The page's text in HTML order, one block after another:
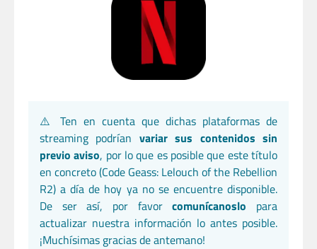
⚠️ Ten en cuenta que dichas plataformas de
streaming podrían variar sus contenidos sin
previo aviso, por lo que es posible que este título
en concreto (Code Geass: Lelouch of the Rebellion
R2) a día de hoy ya no se encuentre disponible.
De ser así, por favorcomunícanoslo para
actualizar nuestra información lo antes posible.
¡Muchísimas gracias de antemano!